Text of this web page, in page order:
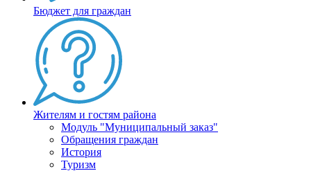
Бюджет для граждан
Жителям и гостям района
Модуль "Муниципальный заказ"
Обращения граждан
История
Туризм